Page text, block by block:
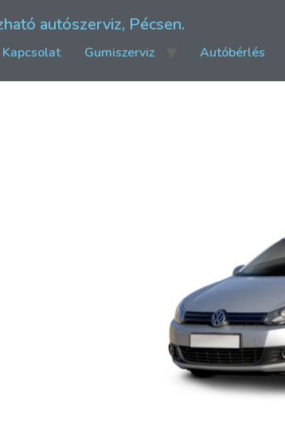
autószerviz, Pécsen.
Kapcsolat Gumiszerviz Autóbérlés